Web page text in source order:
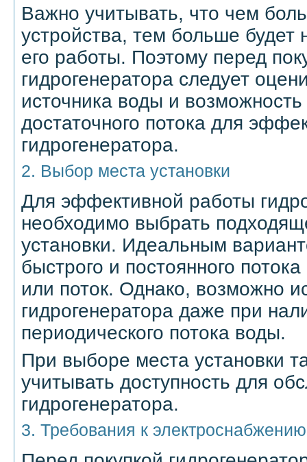
Важно учитывать, что чем
устройства, тем больше
его работы. Поэтому перед
гидрогенератора следует
источника воды и
достаточного потока для
гидрогенератора.
2. Выбор места установки
Для эффективной работы
необходимо выбрать
установки. Идеальным
быстрого и постоянного
или поток. Однако, возможно
гидрогенератора даже при
периодического потока воды.
При выборе места установки
учитывать доступность для
гидрогенератора.
3. Требования к электроснабжению